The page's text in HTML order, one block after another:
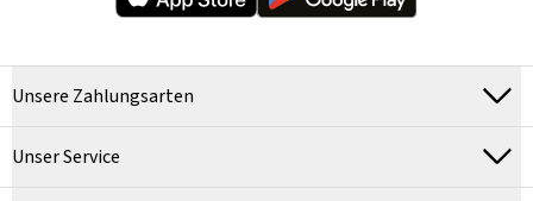
Unsere Zahlungsarten
Unser Service